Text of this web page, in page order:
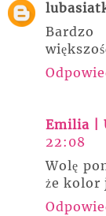
Emilia |
22:08
Wolę
że kolor